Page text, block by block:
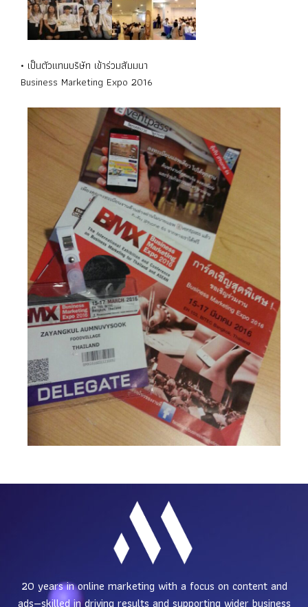
• เป็นตัวแทนบริษัท เข้าร่วมสัมมนา
Business Marketing Expo 2016
20 years in online marketing with a focus on content and
ads—skilled in driving results and supporting wider business